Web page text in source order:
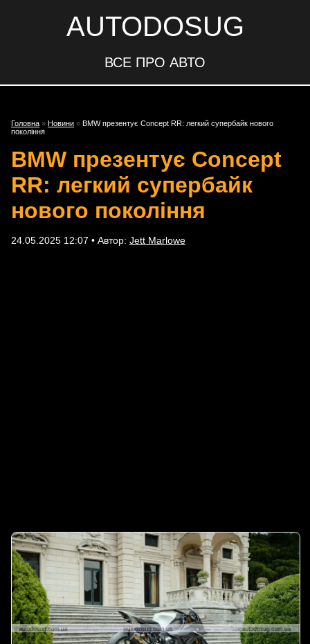
AUTODOSUG
ВСЕ ПРО АВТО
Головна » Новини » BMW презентує Concept RR: легкий супербайк нового
покоління
BMW презентує Concept
RR: легкий супербайк
нового покоління
24.05.2025 12:07 • Автор: Jett Marlowe